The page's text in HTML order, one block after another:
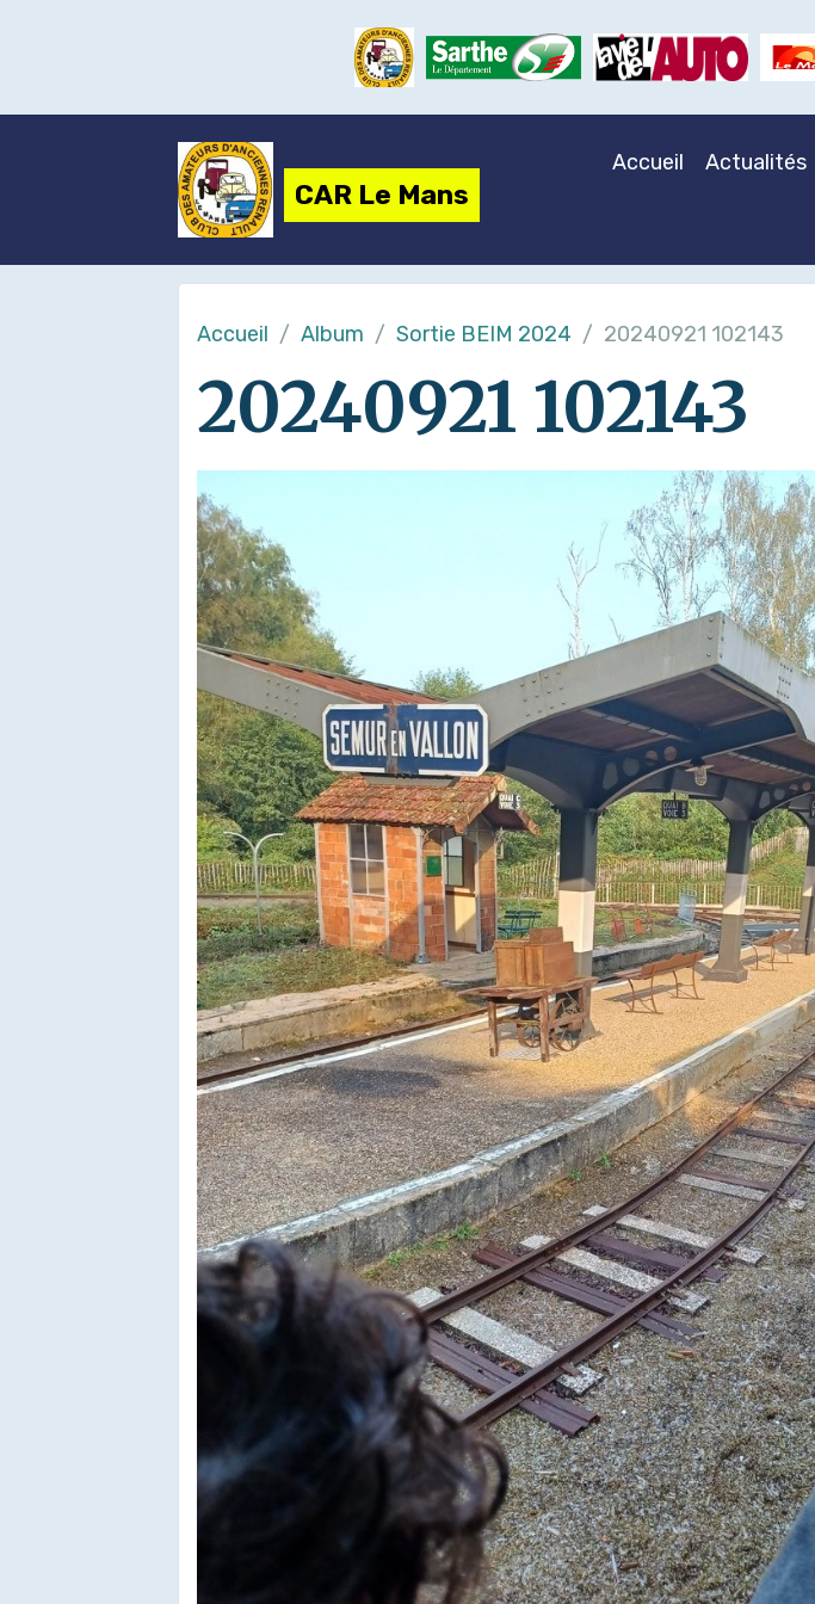
CAR Le Mans
Accueil Actualités
Accueil Album Sortie BEIM 2024 20240921 102143
20240921 102143